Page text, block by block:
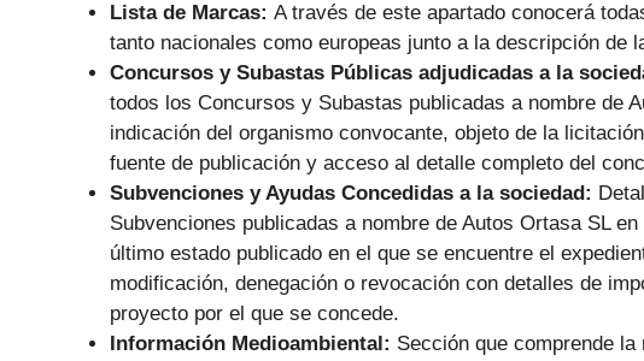
Lista de Marcas: A través de este apartado conocerá
tanto nacionales como europeas junto a la descripción de
Concursos y Subastas Públicas adjudicadas a la
todos los Concursos y Subastas publicadas a nombre de
indicación del organismo convocante, objeto de la
fuente de publicación y acceso al detalle completo del
Subvenciones y Ayudas Concedidas a la sociedad:
Subvenciones publicadas a nombre de Autos Ortasa SL
último estado publicado en el que se encuentre el
modificación, denegación o revocación con detalles de
proyecto por el que se concede.
Información Medioambiental: Sección que comprende